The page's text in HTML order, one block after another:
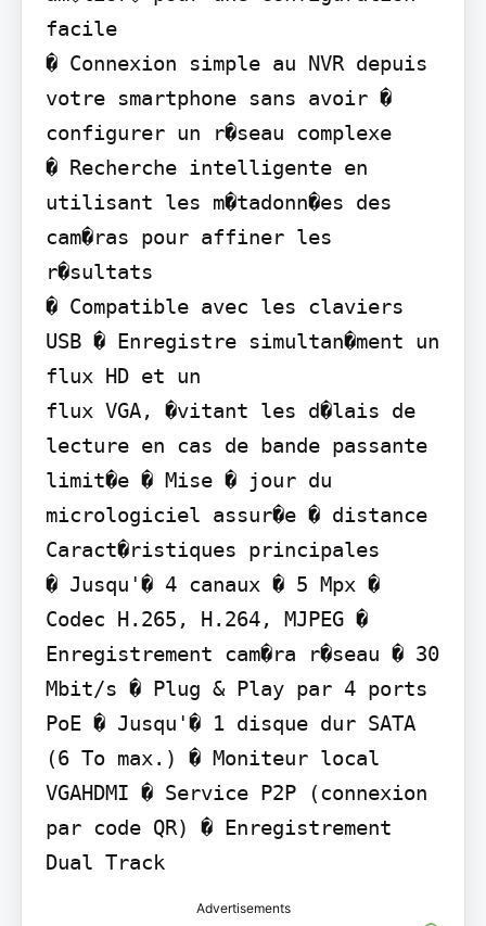
facile
� Connexion simple au NVR depuis
votre smartphone sans avoir �
configurer un r�seau complexe
� Recherche intelligente en
utilisant les m�tadonn�es des
cam�ras pour affiner les
r�sultats
� Compatible avec les claviers
USB � Enregistre simultan�ment un
flux HD et un
flux VGA, �vitant les d�lais de
lecture en cas de bande passante
limit�e � Mise � jour du
micrologiciel assur�e � distance
Caract�ristiques principales
� Jusqu'� 4 canaux � 5 Mpx �
Codec H.265, H.264, MJPEG �
Enregistrement cam�ra r�seau � 30
Mbit/s � Plug & Play par 4 ports
PoE � Jusqu'� 1 disque dur SATA
(6 To max.) � Moniteur local
VGAHDMI � Service P2P (connexion
par code QR) � Enregistrement
Dual Track
Advertisements